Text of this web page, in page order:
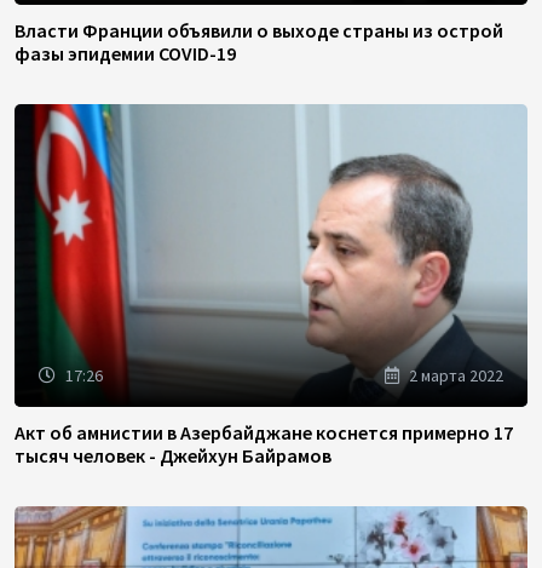
Власти Франции объявили о выходе страны из острой
фазы эпидемии COVID-19
17:26 2 марта 2022
Акт об амнистии в Азербайджане коснется примерно 17
тысяч человек - Джейхун Байрамов